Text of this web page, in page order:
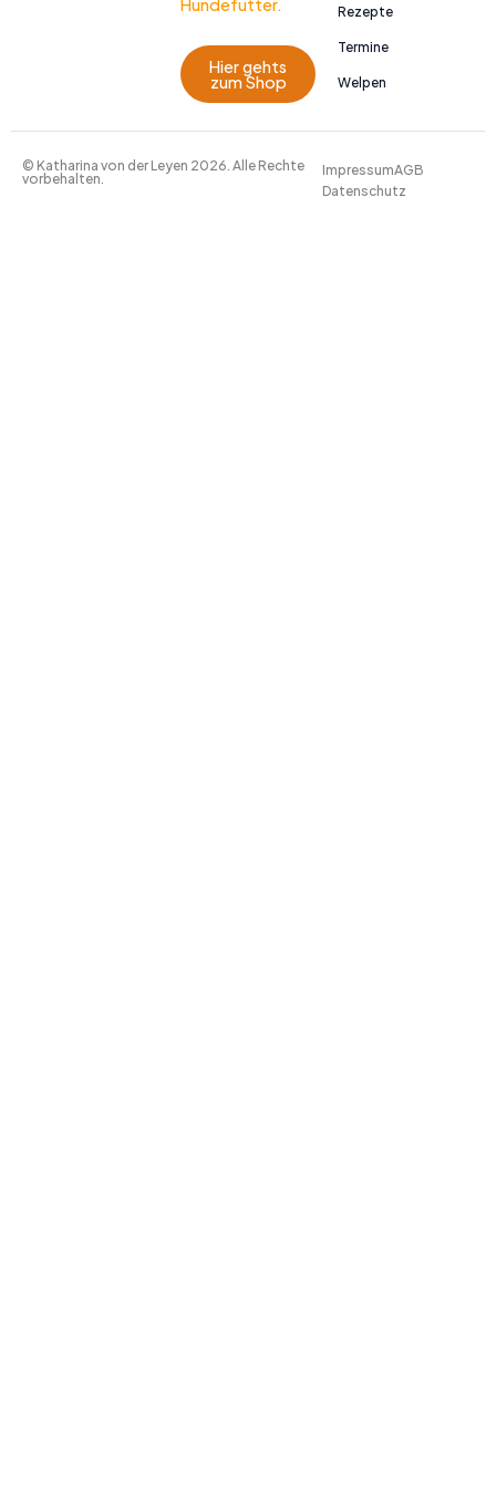
Hundefutter.
Hier gehts
zum Shop
Rezepte
Termine
Welpen
© Katharina von der Leyen 2026. Alle Rechte
vorbehalten.
ImpressumAGB
Datenschutz